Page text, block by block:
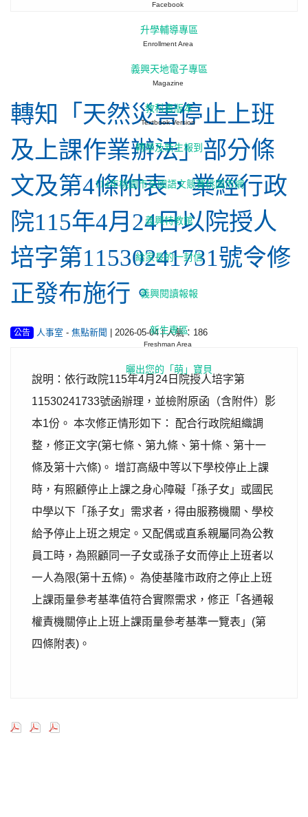
行政公告
轉知「天然災害停止上班
及上課作業辦法」部分條
文及第4條附表，業經行政
院115年4月24日以院授人
培字第11530241731號令修
正發布施行。
公告 人事室 - 焦點新聞 | 2026-05-04 | 人氣：186
說明：依行政院115年4月24日院授人培字第
11530241733號函辦理，並檢附原函（含附件）影
本1份。 本次修正情形如下： 配合行政院組織調
整，修正文字(第七條、第九條、第十條、第十一
條及第十六條)。 增訂高級中等以下學校停止上課
時，有照顧停止上課之身心障礙「孫子女」或國民
中學以下「孫子女」需求者，得由服務機關、學校
給予停止上班之規定。又配偶或直系親屬同為公教
員工時，為照顧同一子女或孫子女而停止上班者以
一人為限(第十五條)。 為使基隆市政府之停止上班
上課雨量參考基準值符合實際需求，修正「各通報
權責機關停止上班上課雨量參考基準一覽表」(第
四條附表)。
Facebook
升學輔導專區
Enrollment Area
義興天地電子專區
Magazine
教科書版本
Textbook Version
轉學及新生報到
114年桃園市全國語文競賽桃園市網
義興特教館
給家長的一封信
義興閱讀報報
新生專區
Freshman Area
曬出您的「萌」寶貝